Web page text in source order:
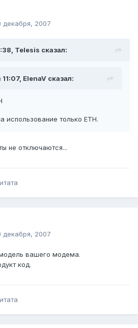
декабря, 2007
Telesis сказал:
ElenaV сказал:
использование только ETH.
не отключаются...
декабря, 2007
вашего модема.
код.